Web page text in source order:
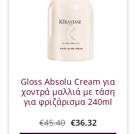
Gloss Absolu Cream για
χοντρά μαλλιά με τάση
για φριζάρισμα 240ml
€45.40 Original
price
€36.32Η
τρέχουσα